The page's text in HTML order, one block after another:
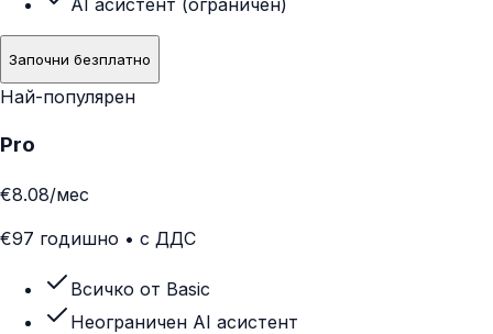
Започни безплатно
Най-популярен
Pro
€8.08/мес
€97 годишно • с ДДС
Всичко от Basic
Неограничен AI асистент